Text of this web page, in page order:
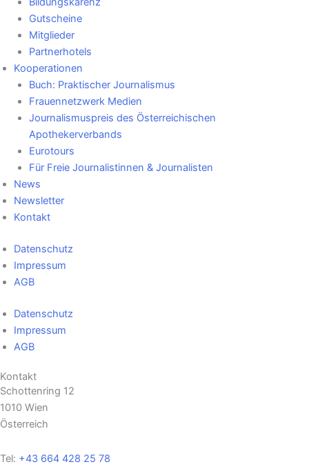
Gutscheine
Mitglieder
Partnerhotels
Kooperationen
Buch: Praktischer Journalismus
Frauennetzwerk Medien
Journalismuspreis des Österreichischen
Apothekerverbands
Eurotours
Für Freie Journalistinnen & Journalisten
News
Newsletter
Kontakt
Datenschutz
Impressum
AGB
Datenschutz
Impressum
AGB
Kontakt
Schottenring 12
1010 Wien
Österreich
Tel: +43 664 428 25 78